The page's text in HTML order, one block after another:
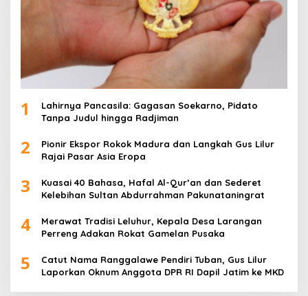
1
Lahirnya Pancasila: Gagasan Soekarno, Pidato
Tanpa Judul hingga Radjiman
2
Pionir Ekspor Rokok Madura dan Langkah Gus Lilur
Rajai Pasar Asia Eropa
3
Kuasai 40 Bahasa, Hafal Al-Qur’an dan Sederet
Kelebihan Sultan Abdurrahman Pakunataningrat
4
Merawat Tradisi Leluhur, Kepala Desa Larangan
Perreng Adakan Rokat Gamelan Pusaka
5
Catut Nama Ranggalawe Pendiri Tuban, Gus Lilur
Laporkan Oknum Anggota DPR RI Dapil Jatim ke MKD